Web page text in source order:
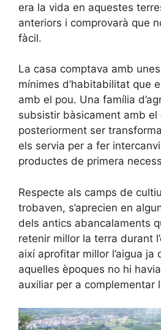
era la vida en aquestes
anteriors i comprovarà que
fàcil.
La casa comptava amb
mínimes d’habitabilitat que
amb el pou. Una família
subsistir bàsicament amb el
posteriorment ser
els servia per a fer
productes de primera
Respecte als camps de
trobaven, s’aprecien en
dels antics abancalaments
retenir millor la terra durant
així aprofitar millor l’aigua ja
aquelles èpoques no hi
auxiliar per a complementar